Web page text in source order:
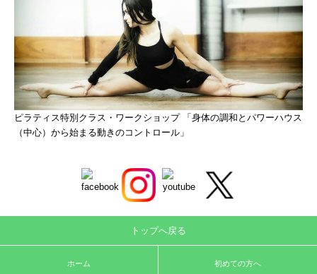
ピラティス特別クラス・ワークショップ 「身体の調和とパワーハウス
（中心）から始まる動きのコントロール」
トップへ戻る
ホーム 初めての方へ